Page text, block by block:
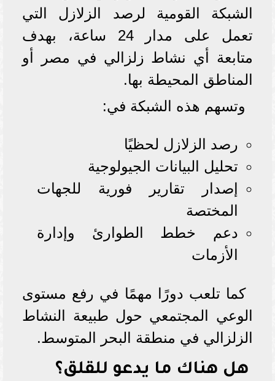
الشبكة القومية لرصد الزلازل التي
تعمل على مدار 24 ساعة، بهدف
متابعة أي نشاط زلزالي في مصر أو
المناطق المحيطة بها.
وتسهم هذه الشبكة في:
رصد الزلازل لحظيًا
تحليل البيانات الجيولوجية
إصدار تقارير فورية للجهات
المختصة
دعم خطط الطوارئ وإدارة
الأزمات
كما تلعب دورًا مهمًا في رفع مستوى
الوعي المجتمعي حول طبيعة النشاط
الزلزالي في منطقة البحر المتوسط.
هل هناك ما يدعو للقلق؟